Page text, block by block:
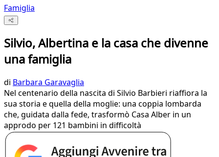
Famiglia
Silvio, Albertina e la casa che divenne
una famiglia
di Barbara Garavaglia
Nel centenario della nascita di Silvio Barbieri riaffiora la
sua storia e quella della moglie: una coppia lombarda
che, guidata dalla fede, trasformò Casa Alber in un
approdo per 121 bambini in difficoltà